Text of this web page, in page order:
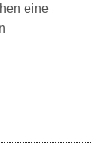
eine